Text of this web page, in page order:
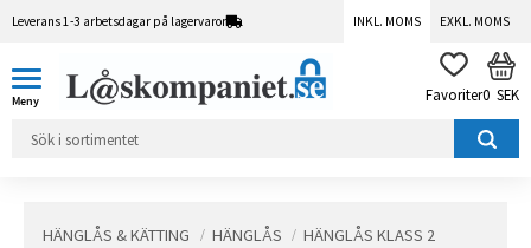
Leverans 1-3 arbetsdagar på lagervaror INKL. MOMS EXKL. MOMS
FAVORITER
0 SEK
HÄNGLÅS & KÄTTING HÄNGLÅS HÄNGLÅS KLASS 2